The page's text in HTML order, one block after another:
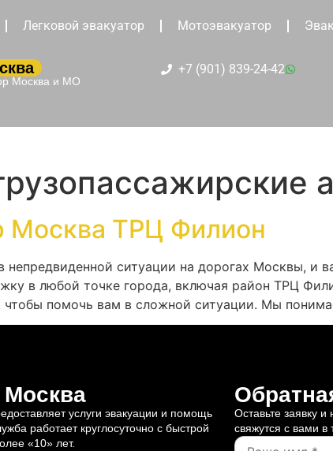
Легковой эвакуатор Мотоэвакуатор
Москва и МО
+7 (901) 839-24-42
Москва ТРЦ Филион
непредвиденной ситуации на дорогах Москвы,
в любой точке города, включая район ТРЦ
чтобы помочь вам в сложной ситуации. Мы
Москва
услуги эвакуации и помощь
работает круглосуточно с быстрой
«10» лет.
Оставьте заявку
свяжутся с вами в